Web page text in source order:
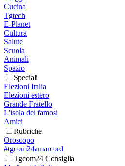
Cucina
Tgtech
E-Planet
Cultura
Salute
Scuola
Animali
Spazio
Speciali
Elezioni Italia
Elezioni estero
Grande Fratello
L'isola dei famosi
Amici
Rubriche
Oroscopo
#tgcom24amarcord
Tgcom24 Consiglia